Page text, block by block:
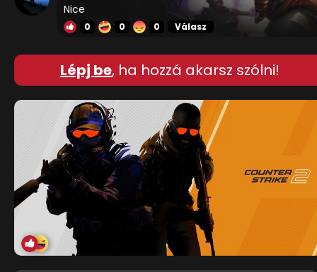
Nice
0 0 0 Válasz
Lépj be, ha hozzá akarsz szólni!